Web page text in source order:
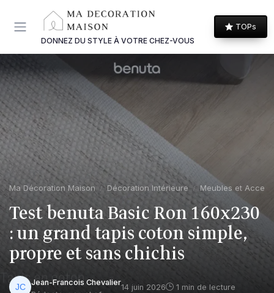
DONNEZ DU STYLE À VOTRE CHEZ-VOUS
TOPs
Ma Décoration Maison Décoration Intérieure Meubles et
Test benuta Basic Ron 160x230
: un grand tapis coton simple,
propre et sans chichis
Jean-Francois Chevalier
14 juin 2026 1 min de lecture
Panneau de gestion des cookies